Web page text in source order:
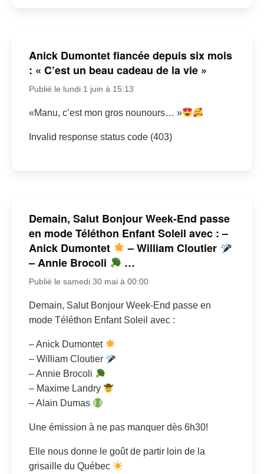
Anick Dumontet fiancée depuis six mois
: « C’est un beau cadeau de la vie »
Publié le lundi 1 juin à 15:13
«Manu, c’est mon gros nounours… »
Invalid response status code (403)
Demain, Salut Bonjour Week-End passe
en mode Téléthon Enfant Soleil avec : –
Anick Dumontet
– William Cloutier
– Annie Brocoli
…
Publié le samedi 30 mai à 00:00
Demain, Salut Bonjour Week-End passe en
mode Téléthon Enfant Soleil avec :
– Anick Dumontet
– William Cloutier
– Annie Brocoli
– Maxime Landry
– Alain Dumas
Une émission à ne pas manquer dès 6h30!
Elle nous donne le goût de partir loin de la
grisaille du Québec